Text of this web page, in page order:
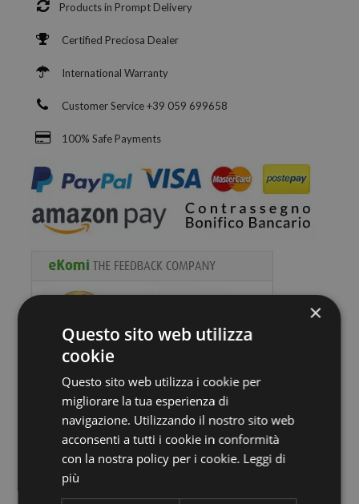
Products in Prompt Delivery
Certified Preciosa Dealer
International Warranty
Customer Service +39 059 699658
100% Safe Payments
Volume discounts
Quantity Discount You Save
×
Questo sito web utilizza
cookie
Questo sito web utilizza i cookie per
migliorare la tua esperienza di
navigazione. Utilizzando il nostro sito web
acconsenti a tutti i cookie in conformità
con la nostra policy per i cookie. Leggi di
più